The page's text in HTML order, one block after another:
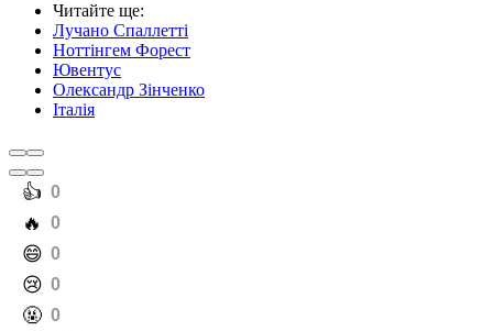
Читайте ще:
Лучано Спаллетті
Ноттінгем Форест
Ювентус
Олександр Зінченко
Італія
️👍 0
️🔥 0
️😄 0
️😢 0
️🤬 0